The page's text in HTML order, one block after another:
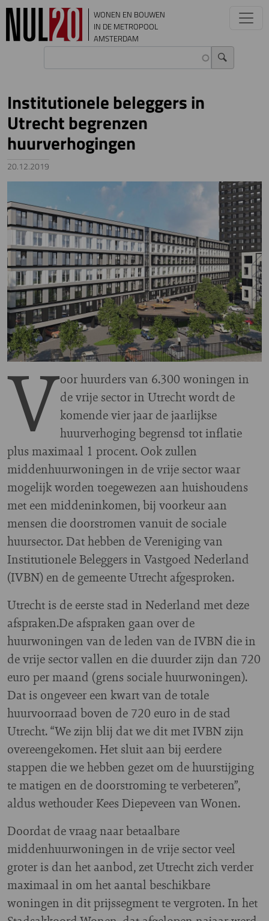
Overslaan en naar de inhoud gaan
WONEN EN BOUWEN
IN DE METROPOOL
AMSTERDAM
Institutionele beleggers in
Utrecht begrenzen
huurverhogingen
20.12.2019
Voor huurders van 6.300 woningen in
de vrije sector in Utrecht wordt de
komende vier jaar de jaarlijkse
huurverhoging begrensd tot inflatie
plus maximaal 1 procent. Ook zullen
middenhuurwoningen in de vrije sector waar
mogelijk worden toegewezen aan huishoudens
met een middeninkomen, bij voorkeur aan
mensen die doorstromen vanuit de sociale
huursector. Dat hebben de Vereniging van
Institutionele Beleggers in Vastgoed Nederland
(IVBN) en de gemeente Utrecht afgesproken.
Utrecht is de eerste stad in Nederland met deze
afspraken.De afspraken gaan over de
huurwoningen van de leden van de IVBN die in
de vrije sector vallen en die duurder zijn dan 720
euro per maand (grens sociale huurwoningen).
Dat is ongeveer een kwart van de totale
huurvoorraad boven de 720 euro in de stad
Utrecht. “We zijn blij dat we dit met IVBN zijn
overeengekomen. Het sluit aan bij eerdere
stappen die we hebben gezet om de huurstijging
te matigen en de doorstroming te verbeteren”,
aldus wethouder Kees Diepeveen van Wonen.
Doordat de vraag naar betaalbare
middenhuurwoningen in de vrije sector veel
groter is dan het aanbod, zet Utrecht zich verder
maximaal in om het aantal beschikbare
woningen in dit prijssegment te vergroten. In het